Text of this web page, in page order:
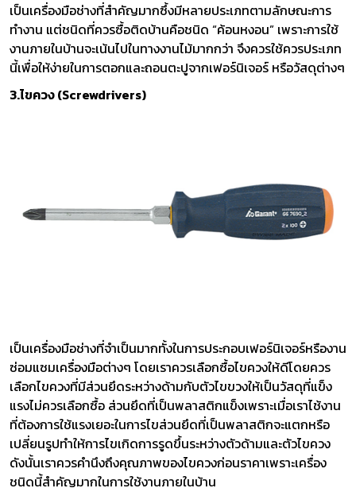
เป็นเครื่องมือช่างที่สำคัญมากซึ้งมีหลายประเภทตามลักษณะการ
ทำงาน แต่ชนิดที่ควรซื้อติดบ้านคือชนิด “ค้อนหงอน” เพราะการใช้
งานภายในบ้านจะเน้นไปในทางงานไม้มากกว่า จึงควรใช้ควรประเภท
นี้เพื่อให้ง่ายในการตอกและถอนตะปูจากเฟอร์นิเจอร์ หรือวัสดุต่างๆ
3.ไขควง (Screwdrivers)
เป็นเครื่องมือช่างที่จำเป็นมากทั้งในการประกอบเฟอร์นิเจอร์หรืองาน
ซ่อมแซมเครื่องมือต่างๆ โดยเราควรเลือกซื้อไขควงให้ดีโดยควร
เลือกไขควงที่มีส่วนยึดระหว่างด้ามกับตัวไขขวงให้เป็นวัสดุที่แข็ง
แรงไม่ควรเลือกซื้อ ส่วนยึดที่เป็นพลาสติกแข็งเพราะเมื่อเราไช้งาน
ที่ต้องการใช้แรงเยอะในการไขส่วนยึดที่เป็นพลาสติกจะแตกหรือ
เปลี่ยนรูปทำให้การไขเกิดการรูดขึ้นระหว่างตัวด้ามและตัวไขควง
ดังนั้นเราควรคำนึงถึงคุณภาพของไขควงก่อนราคาเพราะเครื่อง
ชนิดนี้สำคัญมากในการใช้งานภายในบ้าน